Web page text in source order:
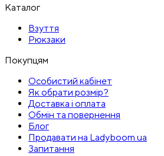
Каталог
Взуття
Рюкзаки
Покупцям
Особистий кабінет
Як обрати розмір?
Доставка і оплата
Обмін та повернення
Блог
Продавати на Ladyboom.ua
Запитання